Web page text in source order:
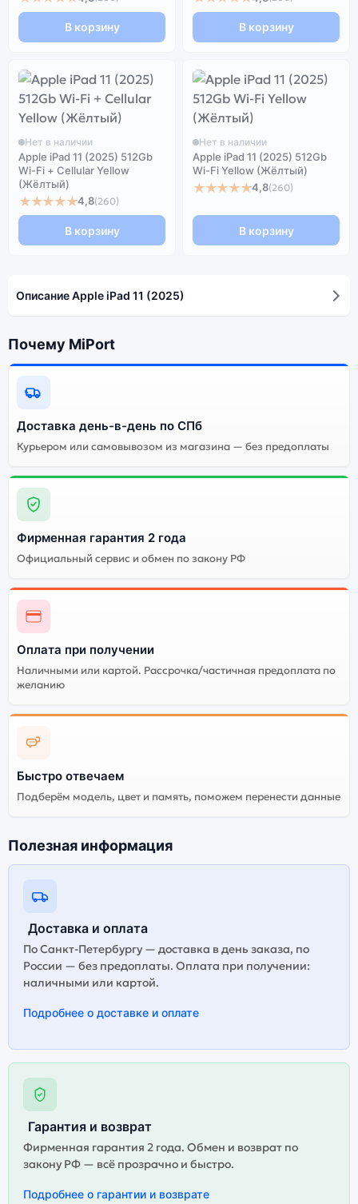
В корзину В корзину
Нет в наличии
Apple iPad 11 (2025) 512Gb
Wi-Fi + Cellular Yellow
(Жёлтый)
★★★★★4,8(260)
В корзину
Нет в наличии
Apple iPad 11 (2025) 512Gb
Wi-Fi Yellow (Жёлтый)
★★★★★4,8(260)
В корзину
Описание Apple iPad 11 (2025)
Почему MiPort
Доставка день-в-день по СПб
Курьером или самовывозом из магазина — без предоплаты
Фирменная гарантия 2 года
Официальный сервис и обмен по закону РФ
Оплата при получении
Наличными или картой. Рассрочка/частичная предоплата по
желанию
Быстро отвечаем
Подберём модель, цвет и память, поможем перенести данные
Полезная информация
Доставка и оплата
По Санкт-Петербургу — доставка в день заказа, по
России — без предоплаты. Оплата при получении:
наличными или картой.
Подробнее о доставке и оплате
Гарантия и возврат
Фирменная гарантия 2 года. Обмен и возврат по
закону РФ — всё прозрачно и быстро.
Подробнее о гарантии и возврате